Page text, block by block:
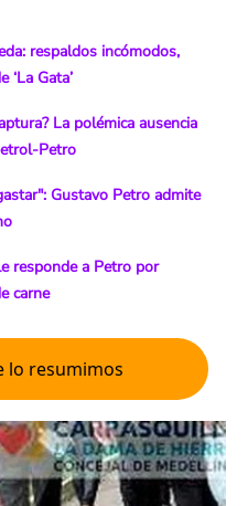
respaldos incómodos,
Gata’
La polémica ausencia
Petro
Gustavo Petro admite
responde a Petro por
carne
lo resumimos